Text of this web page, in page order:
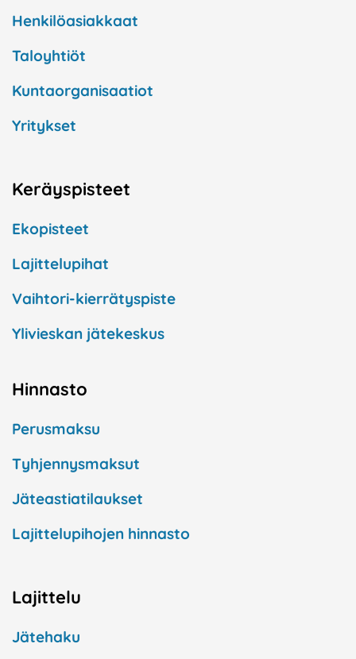
Henkilöasiakkaat
Taloyhtiöt
Kuntaorganisaatiot
Yritykset
Keräyspisteet
Ekopisteet
Lajittelupihat
Vaihtori-kierrätyspiste
Ylivieskan jätekeskus
Hinnasto
Perusmaksu
Tyhjennysmaksut
Jäteastiatilaukset
Lajittelupihojen hinnasto
Lajittelu
Jätehaku